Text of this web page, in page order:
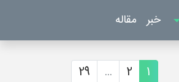
خبر مقاله
1
2
...
29